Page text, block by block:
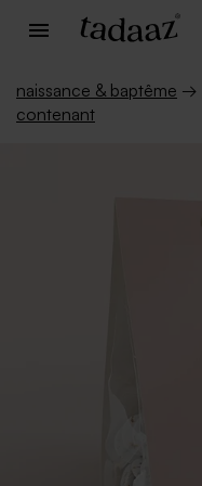
naissance & baptême →
contenant